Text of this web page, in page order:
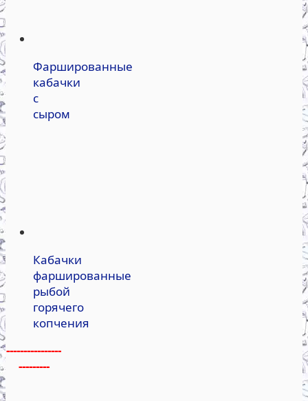
Фаршированные
кабачки
с
сыром
Кабачки
фаршированные
рыбой
горячего
копчения
----------------
---------